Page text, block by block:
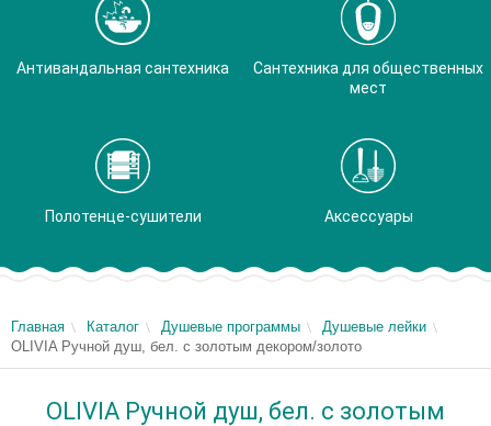
Антивандальная сантехника
Сантехника для общественных
мест
Полотенце-сушители Аксессуары
Главная Каталог Душевые программы
Душевые лейки
OLIVIA Ручной душ, бел. с золотым декором/золото
OLIVIA Ручной душ, бел. с золотым